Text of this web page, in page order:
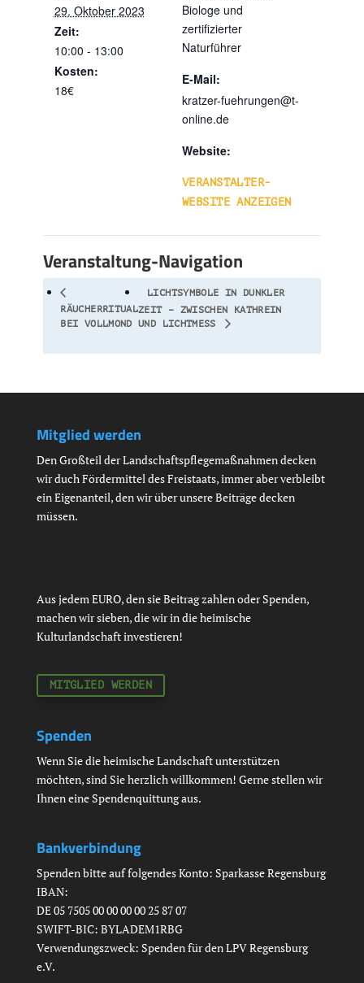
29. Oktober 2023
Zeit:
10:00 - 13:00
Kosten:
18€
Biologe und
zertifizierter
Naturführer
E-Mail:
kratzer-fuehrungen@t-
online.de
Website:
VERANSTALTER-
WEBSITE ANZEIGEN
Veranstaltung-Navigation
RÄUCHERRITUAL
BEI VOLLMOND
LICHTSYMBOLE IN DUNKLER
ZEIT – ZWISCHEN KATHREIN
UND LICHTMESS
Mitglied werden
Den Großteil der Landschaftspflegemaßnahmen decken
wir duch Fördermittel des Freistaats, immer aber verbleibt
ein Eigenanteil, den wir über unsere Beiträge decken
müssen.
Aus jedem EURO, den sie Beitrag zahlen oder Spenden,
machen wir sieben, die wir in die heimische
Kulturlandschaft investieren!
MITGLIED WERDEN
Spenden
Wenn Sie die heimische Landschaft unterstützen
möchten, sind Sie herzlich willkommen! Gerne stellen wir
Ihnen eine Spendenquittung aus.
Bankverbindung
Spenden bitte auf folgendes Konto: Sparkasse Regensburg
IBAN:
DE 05 7505 00 00 00 00 25 87 07
SWIFT-BIC: BYLADEM1RBG
Verwendungszweck: Spenden für den LPV Regensburg
e.V.